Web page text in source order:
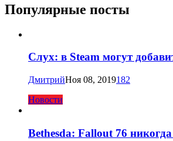
Популярные посты
Слух: в Steam могут
ДмитрийНоя 08, 2019182
Новости
Bethesda: Fallout 76